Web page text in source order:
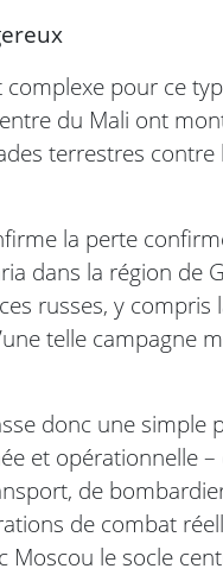
pour ce
du Mali ont
terrestres contre
la perte
dans la région de
russes, y compris
telle campagne
donc une simple
et opérationnelle
de
de combat
Moscou le socle